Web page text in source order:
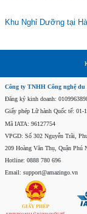
Khu Nghỉ Dưỡng tại
Công ty TNHH Công nghệ du
Đăng ký kinh doanh:
Giấy phép Lữ hành Quốc tế:
Mã IATA: 96127754
VPGD: Số 302 Nguyễn Trãi,
209 Hoàng Văn Thụ, Quận Phú
Hotline: 0888 780 696
Email: support@amazingo.vn